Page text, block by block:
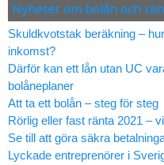
Nyheter om bolån och
Skuldkvotstak beräkning –
inkomst?
Därför kan ett lån utan UC
bolåneplaner
Att ta ett bolån – steg för steg
Rörlig eller fast ränta 2021 –
Se till att göra säkra
Lyckade entreprenörer i